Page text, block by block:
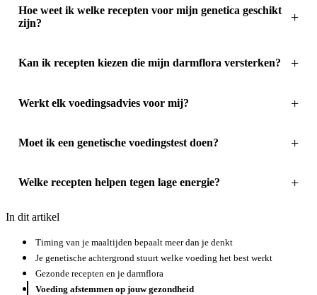
Hoe weet ik welke recepten voor mijn genetica geschikt
zijn?
Kan ik recepten kiezen die mijn darmflora versterken?
Werkt elk voedingsadvies voor mij?
Moet ik een genetische voedingstest doen?
Welke recepten helpen tegen lage energie?
In dit artikel
Timing van je maaltijden bepaalt meer dan je denkt
Je genetische achtergrond stuurt welke voeding het best werkt
Gezonde recepten en je darmflora
Voeding afstemmen op jouw gezondheid